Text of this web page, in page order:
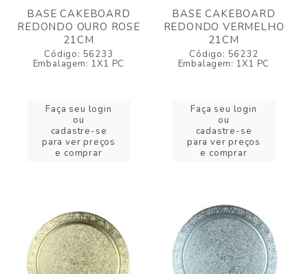
BASE CAKEBOARD
REDONDO OURO ROSE
21CM
Código: 56233
Embalagem: 1X1 PC
Faça seu login
ou
cadastre-se
para ver preços
e comprar
BASE CAKEBOARD
REDONDO VERMELHO
21CM
Código: 56232
Embalagem: 1X1 PC
Faça seu login
ou
cadastre-se
para ver preços
e comprar